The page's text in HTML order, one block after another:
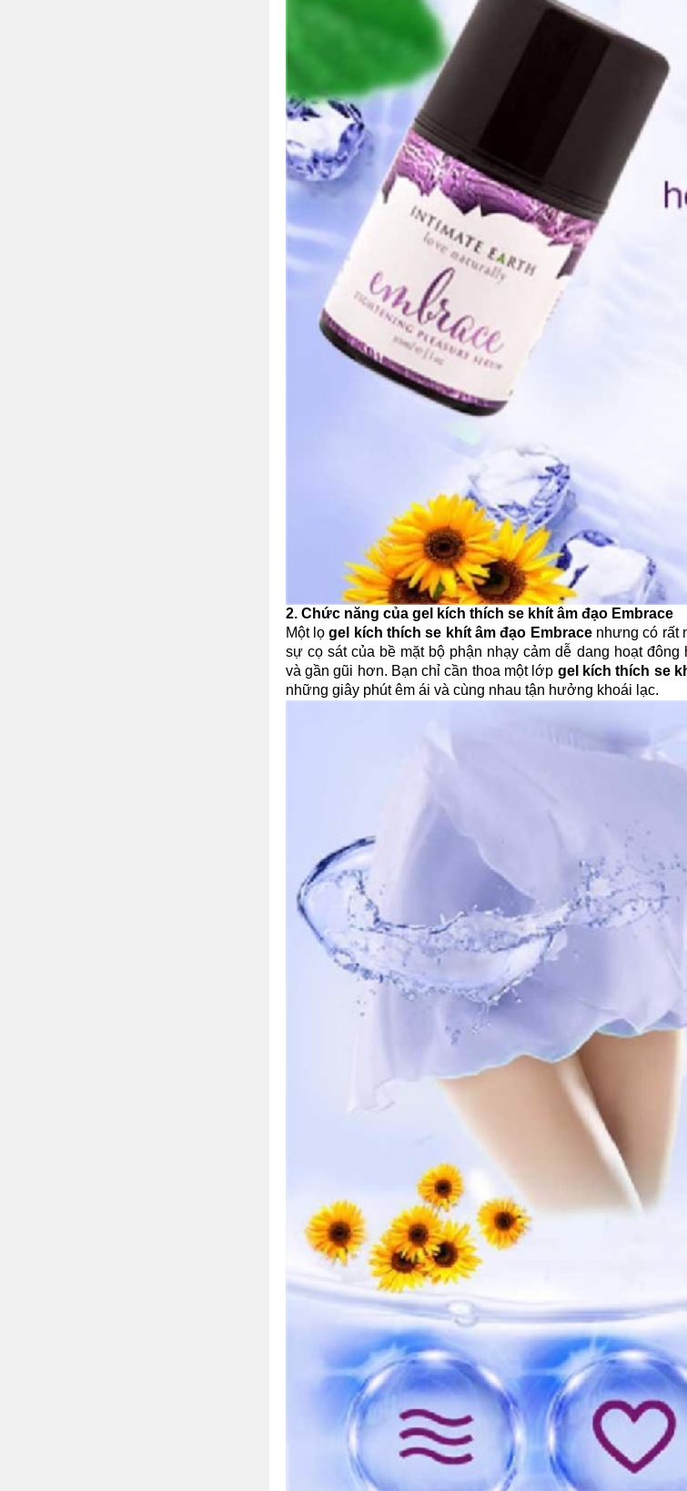
2. Chức năng của gel kích thích se khít âm đạo Embrace
Một lọgel kích thích se khít âm đạo Embrace nhưng có rất
sự cọ sát của bề mặt bộ phận nhạy cảm dễ dang hoạt
và gần gũi hơn. Bạn chỉ cần thoa một lớp gel kích thích se
những giây phút êm ái và cùng nhau tận hưởng khoái lạc.